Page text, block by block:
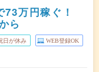
万円稼ぐ！
ら
日が休み WEB登録OK